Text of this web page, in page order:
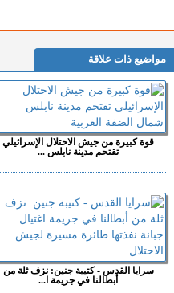
مواضيع ذات علاقة
قوة كبيرة من جيش الاحتلال الإسرائيلي
تقتحم مدينة نابلس ...
سرايا القدس - كتيبة جنين: نزف ثلة من
أبطالنا في جريمة ا...